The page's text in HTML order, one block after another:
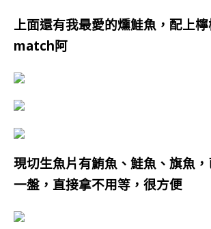
上面還有我最愛的燻鮭魚，配上
match阿
現切生魚片有鮪魚、鮭魚、旗魚
一盤，直接拿不用等，很方便